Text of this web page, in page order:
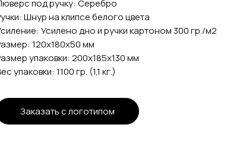
под ручку: Серебро
Шнур на клипсе белого цвета
Усилено дно и ручки картоном 300 гр./м2
120х180х50 мм
упаковки: 200х185х130 мм
упаковки: 1100 гр. (1,1 кг.)
Заказать с логотипом